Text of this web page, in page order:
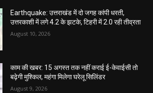
Earthquake: उत्तराखंड में दो जगह कांपी धरती,
उत्तरकाशी में लगे 4.2 के झटके, टिहरी में 2.0 रही तीव्रता
August 10, 2026
काम की खबर: 15 अगस्त तक नहीं कराई ई-केवाईसी तो
बढ़ेगी मुश्किल, महंगा मिलेगा घरेलू सिलिंडर
August 9, 2026